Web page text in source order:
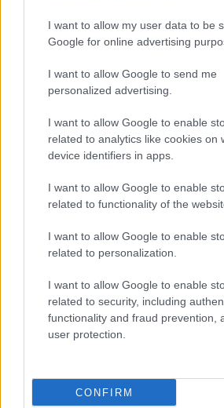
I want to allow my user data to be
Google for online advertising
I want to allow Google to send me
personalized advertising.
I want to allow Google to enable
related to analytics like cookies on
device identifiers in apps.
I want to allow Google to enable
related to functionality of the
I want to allow Google to enable
related to personalization.
I want to allow Google to enable
related to security, including
functionality and fraud prevention,
user protection.
CONFIRM
Ανέγερση ξενοδοχειακού
εκτός οικισμού Μπαλί, στη
της τοπικής κοινότητας
Δήμου Μυλοποτάμου
Ενότητας Ρεθύμνου
εκτός οικισμού Μπαλί,